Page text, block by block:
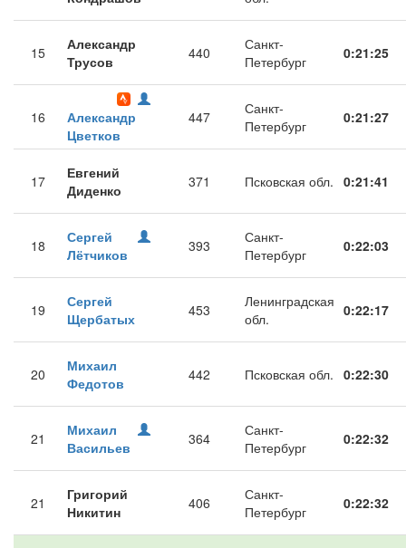
15
Александр
Трусов
440
Санкт-
Петербург
0:21:25
16
Александр
Цветков
447
Санкт-
Петербург
0:21:27
17
Евгений
Диденко
371 Псковская обл. 0:21:41
18
Сергей
Лётчиков
393
Санкт-
Петербург
0:22:03
19
Сергей
Щербатых
453
Ленинградская
обл.
0:22:17
20
Михаил
Федотов
442 Псковская обл. 0:22:30
21
Михаил
Васильев
364
Санкт-
Петербург
0:22:32
21
Григорий
Никитин
406
Санкт-
Петербург
0:22:32